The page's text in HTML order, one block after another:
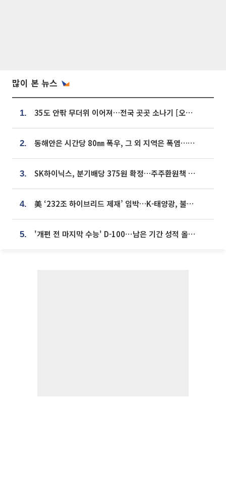
많이 본 뉴스
1. 35도 안팎 무더위 이어져…전국 곳곳 소나기 [오늘 날씨]
2. 동해안은 시간당 80㎜ 폭우, 그 외 지역은 폭염…‘극과 극 날씨’
3. SK하이닉스, 분기배당 375원 확정…주주환원책 9월로 앞당겨 발표
4. 美 ‘232조 하이브리드 제재’ 임박…K-태양광, 불확실성 털고 날개 다나
5. '개편 전 마지막 수능' D-100⋯남은 기간 성적 올릴 전략은